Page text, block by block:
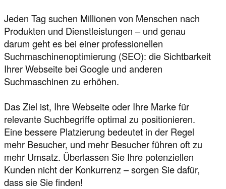
Jeden Tag suchen Millionen von Menschen nach
Produkten und Dienstleistungen – und genau
darum geht es bei einer professionellen
Suchmaschinenoptimierung (SEO): die Sichtbarkeit
Ihrer Webseite bei Google und anderen
Suchmaschinen zu erhöhen.
Das Ziel ist, Ihre Webseite oder Ihre Marke für
relevante Suchbegriffe optimal zu positionieren.
Eine bessere Platzierung bedeutet in der Regel
mehr Besucher, und mehr Besucher führen oft zu
mehr Umsatz. Überlassen Sie Ihre potenziellen
Kunden nicht der Konkurrenz – sorgen Sie dafür,
dass sie Sie finden!